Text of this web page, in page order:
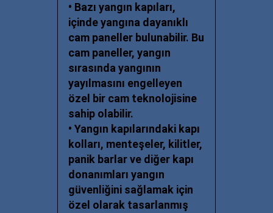
• Bazı yangın kapıları,
içinde yangına dayanıklı
cam paneller bulunabilir. Bu
cam paneller, yangın
sırasında yangının
yayılmasını engelleyen
özel bir cam teknolojisine
sahip olabilir.
• Yangın kapılarındaki kapı
kolları, menteşeler, kilitler,
panik barlar ve diğer kapı
donanımları yangın
güvenliğini sağlamak için
özel olarak tasarlanmış